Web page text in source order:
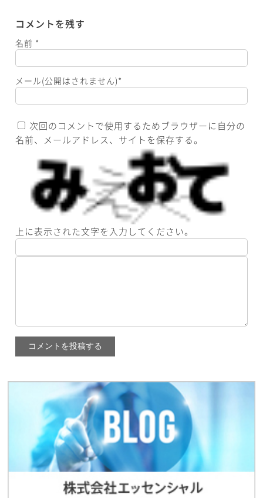
コメントを残す
名前 *
メール(公開はされません)*
次回のコメントで使用するためブラウザーに自分の
名前、メールアドレス、サイトを保存する。
上に表示された文字を入力してください。